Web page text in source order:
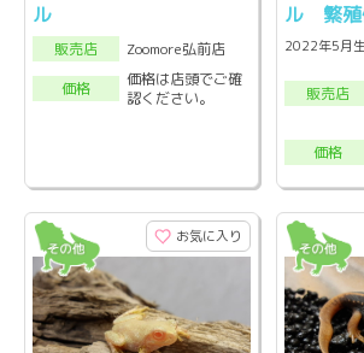
ル
販売店
Zoomore弘前店
価格
価格は店頭でご確
認ください。
ル 繁殖
2022年5月
販売店
価格
お気に入り